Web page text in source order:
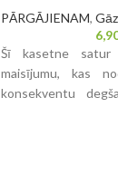
PĀRGĀJIENAM,
Šī kasetne satur
maisījumu, kas
konsekventu